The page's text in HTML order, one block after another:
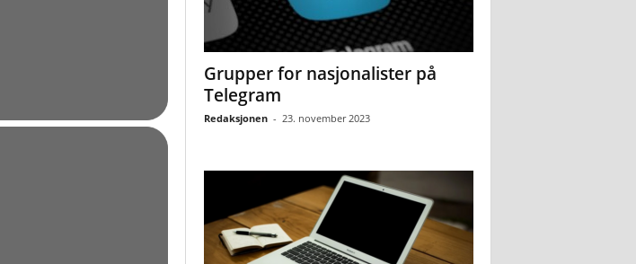
Grupper for nasjonalister på
Telegram
Redaksjonen - 23. november 2023